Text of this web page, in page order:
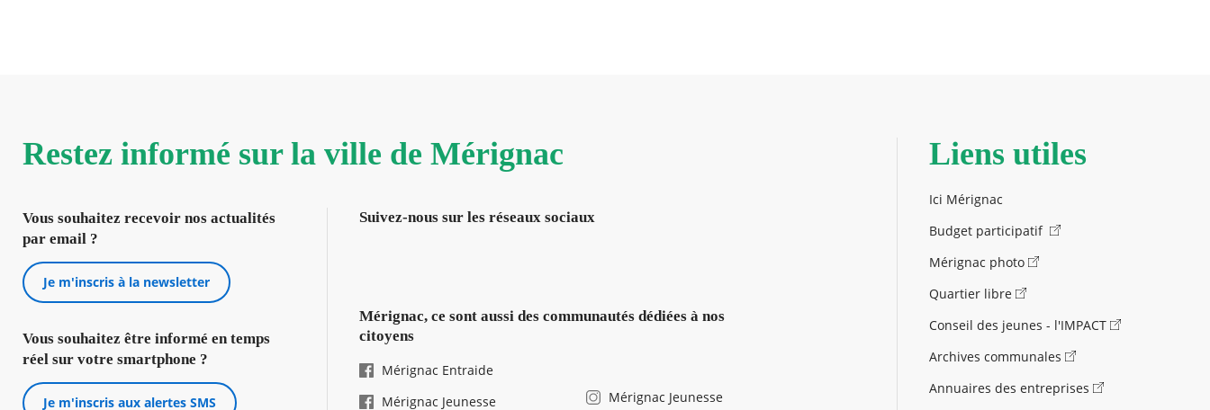
Restez informé sur la ville de Mérignac
Vous souhaitez recevoir nos actualités
par email ?
Je m'inscris à la newsletter
Vous souhaitez être informé en temps
réel sur votre smartphone ?
Je m'inscris aux alertes SMS
Suivez-nous sur les réseaux sociaux
Mérignac, ce sont aussi des communautés dédiées à nos
citoyens
Mérignac Entraide
Mérignac Jeunesse
Mérignac Jeunesse
Liens utiles
Ici Mérignac
Budget participatif
Mérignac photo
Quartier libre
Conseil des jeunes - l'IMPACT
Archives communales
Annuaires des entreprises